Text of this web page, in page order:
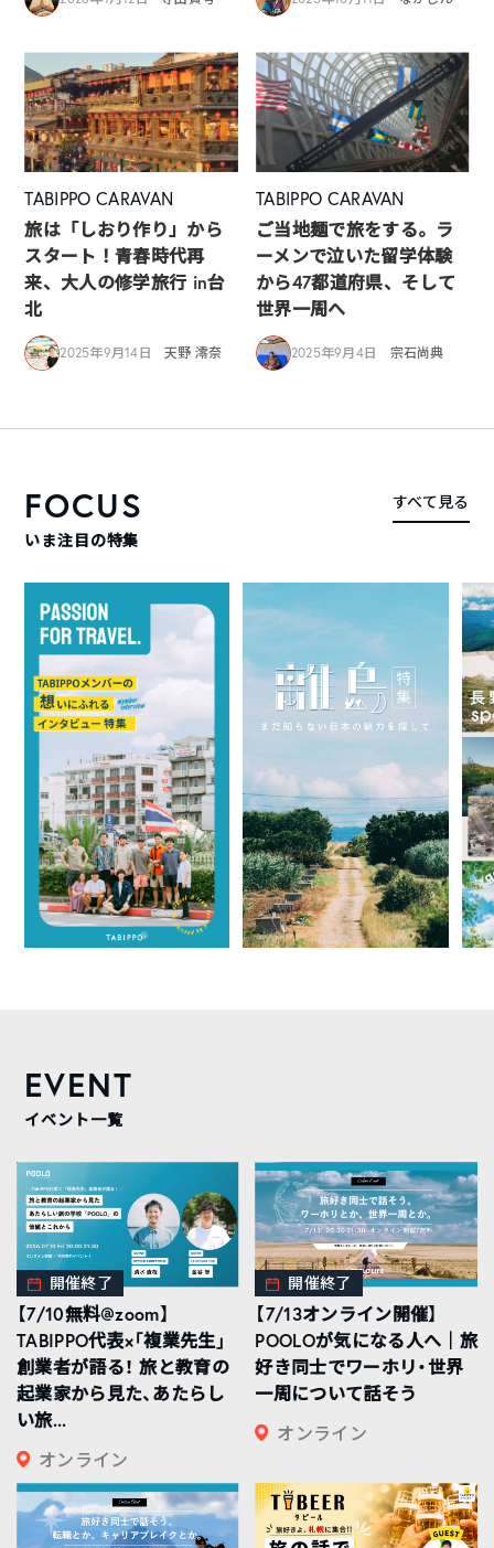
TABIPPO CARAVAN
旅は「しおり作り」から
スタート！青春時代再
来、大人の修学旅行 in台
北
2025年9月14日 天野 澪奈
TABIPPO CARAVAN
ご当地麺で旅をする。ラ
ーメンで泣いた留学体験
から47都道府県、そして
世界一周へ
2025年9月4日 宗石尚典
FOCUS
いま注目の特集
すべて見る
EVENT
イベント一覧
開催終了
【7/10無料@zoom】
TABIPPO代表×「複業先生」
創業者が語る！ 旅と教育の
起業家から見た、あたらし
い旅...
オンライン
開催終了
【7/13オンライン開催】
POOLOが気になる人へ｜旅
好き同士でワーホリ・世界
一周について話そう
オンライン